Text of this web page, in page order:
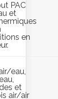
PAC
et
en
eau,
et
air/air